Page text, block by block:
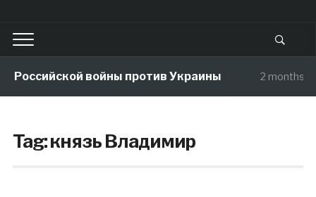
Российской войны против Украины 2 months
Tag:князь Владимир